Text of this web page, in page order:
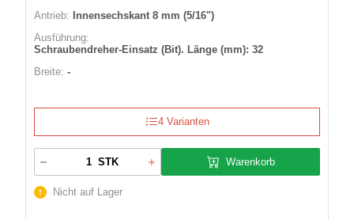
Antrieb:
Innensechskant 8 mm (5/16")
Ausführung:
Schraubendreher-Einsatz (Bit). Länge (mm): 32
Breite: -
4 Varianten
STK Warenkorb
Nicht auf Lager